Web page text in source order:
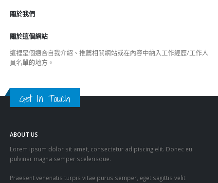
關於我們
關於這個網站
這裡是個適合自我介紹、推薦相關網站或在內容中納入工作經歷/工作人
員名單的地方。
Get In Touch
ABOUT US
Lorem ipsum dolor sit amet, consectetur adipiscing elit. Donec eu
pulvinar magna semper scelerisque.
Praesent venenatis turpis vitae purus semper, eget sagittis velit